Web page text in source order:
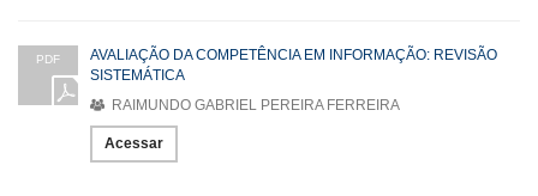
PDF
AVALIAÇÃO DA COMPETÊNCIA EM INFORMAÇÃO: REVISÃO
SISTEMÁTICA
RAIMUNDO GABRIEL PEREIRA FERREIRA
Acessar